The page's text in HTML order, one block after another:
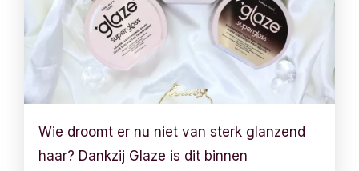
Wie droomt er nu niet van sterk glanzend
haar? Dankzij Glaze is dit binnen